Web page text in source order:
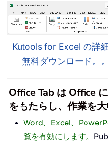
Kutools for Excel の詳
無料ダウンロード。。
Office Tab は Office
をもたらし、作業を
Word、Excel、
覧を有効にします。